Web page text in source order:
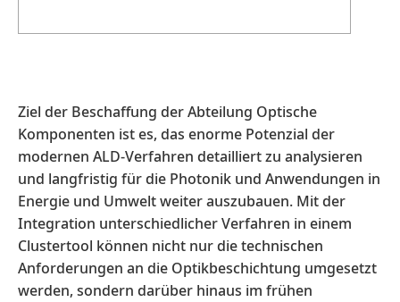
Ziel der Beschaffung der Abteilung Optische
Komponenten ist es, das enorme Potenzial der
modernen ALD-Verfahren detailliert zu analysieren
und langfristig für die Photonik und Anwendungen in
Energie und Umwelt weiter auszubauen. Mit der
Integration unterschiedlicher Verfahren in einem
Clustertool können nicht nur die technischen
Anforderungen an die Optikbeschichtung umgesetzt
werden, sondern darüber hinaus im frühen